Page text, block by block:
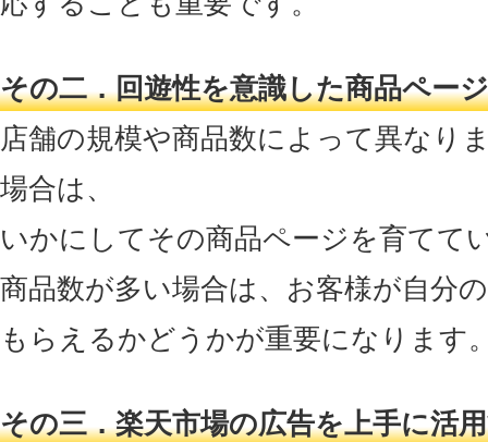
その二．回遊性を意識した商品ペー
店舗の規模や商品数によって異なり
場合は、
いかにしてその商品ページを育てて
商品数が多い場合は、お客様が自分
もらえるかどうかが重要になります
その三．楽天市場の広告を上手に活